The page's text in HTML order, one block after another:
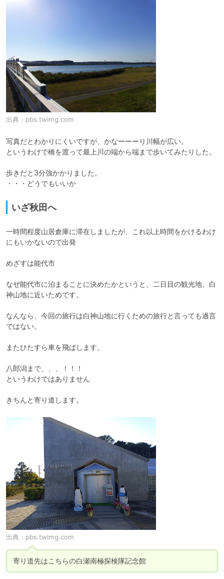
出典： pbs.twimg.com
写真だとわかりにくいですが、かなーーーり川幅が広い。
というわけで橋を渡って最上川の端から端まで歩いてみたりした。
歩きだと3分強かかりました。
・・・どうでもいいか
いざ秋田へ
一時間程度山居倉庫に滞在しましたが、これ以上時間をかけるわけ
にもいかないので出発
めざすは能代市
なぜ能代市に泊まることに決めたかというと、二日目の観光地、白
神山地に近いためです。
なんなら、今回の旅行は白神山地に行くための旅行と言っても過言
ではない。
またひたすら車を飛ばします。
八郎潟まで、、、！！！
というわけではありません
きちんと寄り道します。
出典： pbs.twimg.com
寄り道先はこちらの白瀬南極探検隊記念館